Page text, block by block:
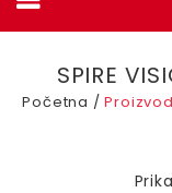
SPIRE
Početna /